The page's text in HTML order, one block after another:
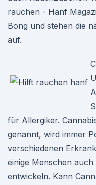
rauchen - Hanf
Bong und stehen die
auf.
für Allergiker.
genannt, wird immer
verschiedenen
einige Menschen
entwickeln. Kann